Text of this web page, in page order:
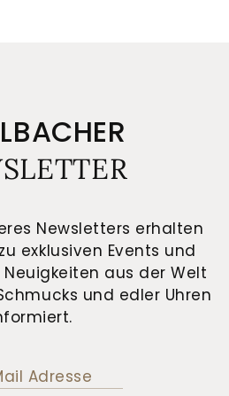
Newsletters erhalten
exklusiven Events und
aus der Welt
und edler Uhren